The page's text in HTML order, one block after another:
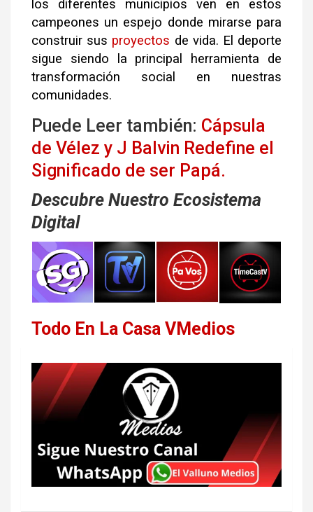
los diferentes municipios ven en estos
campeones un espejo donde mirarse para
construir sus proyectos de vida. El deporte
sigue siendo la principal herramienta de
transformación social en nuestras
comunidades.
Puede Leer también: Cápsula
de Vélez y J Balvin Redefine el
Significado de ser Papá.
Descubre Nuestro Ecosistema
Digital
Todo En La Casa VMedios